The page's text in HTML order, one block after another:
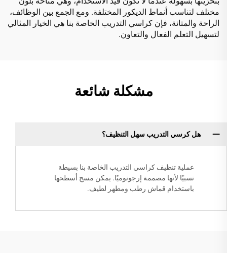
مختلف لتناسب أنماط الديكور المختلفة. ومع الجمع بين الوظائف،
الراحة والمتانة، فإن كراسي التدريب الخاصة بنا هي الخيار المثالي
لتسهيل التعلم الفعال والتعاون.
مشكلة شائعة
هل كرسي التدريب سهل التنظيف؟
عملية تنظيف كراسي التدريب الخاصة بنا بسيطة
نسبيًا لأنها مصممة إرجونوميًا. يمكن مسح أسطحها
باستخدام قماش رطب ومطهر لطيف.